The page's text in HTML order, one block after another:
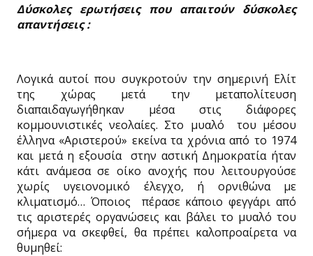
Δύσκολες ερωτήσεις που απαιτούν δύσκολες
απαντήσεις :
Λογικά αυτοί που συγκροτούν την σημερινή Ελίτ
της χώρας μετά την μεταπολίτευση
διαπαιδαγωγήθηκαν μέσα στις διάφορες
κομμουνιστικές νεολαίες. Στο μυαλό του μέσου
έλληνα «Αριστερού» εκείνα τα χρόνια από το 1974
και μετά η εξουσία στην αστική Δημοκρατία ήταν
κάτι ανάμεσα σε οίκο ανοχής που λειτουργούσε
χωρίς υγειονομικό έλεγχο, ή ορνιθώνα με
κλιματισμό… Όποιος πέρασε κάποιο φεγγάρι από
τις αριστερές οργανώσεις και βάλει το μυαλό του
σήμερα να σκεφθεί, θα πρέπει καλοπροαίρετα να
θυμηθεί: